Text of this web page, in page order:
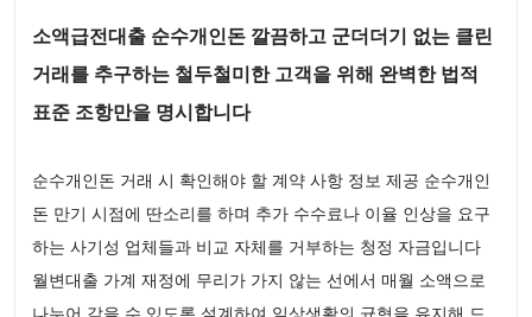
소액급전대출 순수개인돈 깔끔하고 군더더기 없는 클린
거래를 추구하는 철두철미한 고객을 위해 완벽한 법적
표준 조항만을 명시합니다
순수개인돈 거래 시 확인해야 할 계약 사항 정보 제공 순수개인
돈 만기 시점에 딴소리를 하며 추가 수수료나 이율 인상을 요구
하는 사기성 업체들과 비교 자체를 거부하는 청정 자금입니다
월변대출 가계 재정에 무리가 가지 않는 선에서 매월 소액으로